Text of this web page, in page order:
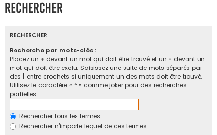
Rechercher
RECHERCHER
Recherche par mots-clés :
Placez un + devant un mot qui doit être trouvé et un - devant un
mot qui doit être exclu. Saisissez une suite de mots séparés par
des
entre crochets si uniquement un des mots doit être trouvé.
Utilisez le caractère « * » comme joker pour des recherches
partielles.
Rechercher tous les termes
Rechercher n’importe lequel de ces termes